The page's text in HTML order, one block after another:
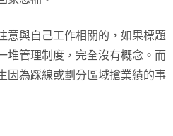
意與自己工作相關的，如果標題
堆管理制度，完全沒有概念。而
因為踩線或劃分區域搶業績的事